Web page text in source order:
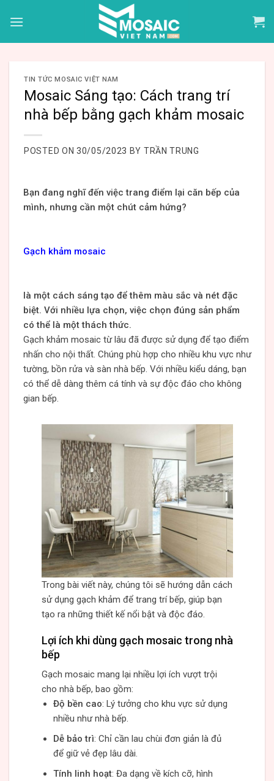
TIN TỨC MOSAIC VIỆT NAM
Mosaic Sáng tạo: Cách trang trí
nhà bếp bằng gạch khảm mosaic
POSTED ON 30/05/2023 BY TRẦN TRUNG
Bạn đang nghĩ đến việc trang điểm lại căn bếp của
mình, nhưng cần một chút cảm hứng?
Gạch khảm mosaic
là một cách sáng tạo để thêm màu sắc và nét đặc
biệt. Với nhiều lựa chọn, việc chọn đúng sản phẩm
có thể là một thách thức.
Gạch khảm mosaic từ lâu đã được sử dụng để tạo điểm
nhấn cho nội thất. Chúng phù hợp cho nhiều khu vực như
tường, bồn rửa và sàn nhà bếp. Với nhiều kiểu dáng, bạn
có thể dễ dàng thêm cá tính và sự độc đáo cho không
gian bếp.
Trong bài viết này, chúng tôi sẽ hướng dẫn cách
sử dụng gạch khảm để trang trí bếp, giúp bạn
tạo ra những thiết kế nổi bật và độc đáo.
Lợi ích khi dùng gạch mosaic trong nhà
bếp
Gạch mosaic mang lại nhiều lợi ích vượt trội
cho nhà bếp, bao gồm:
Độ bền cao: Lý tưởng cho khu vực sử dụng
nhiều như nhà bếp.
Dễ bảo trì: Chỉ cần lau chùi đơn giản là đủ
để giữ vẻ đẹp lâu dài.
Tính linh hoạt: Đa dạng về kích cỡ, hình